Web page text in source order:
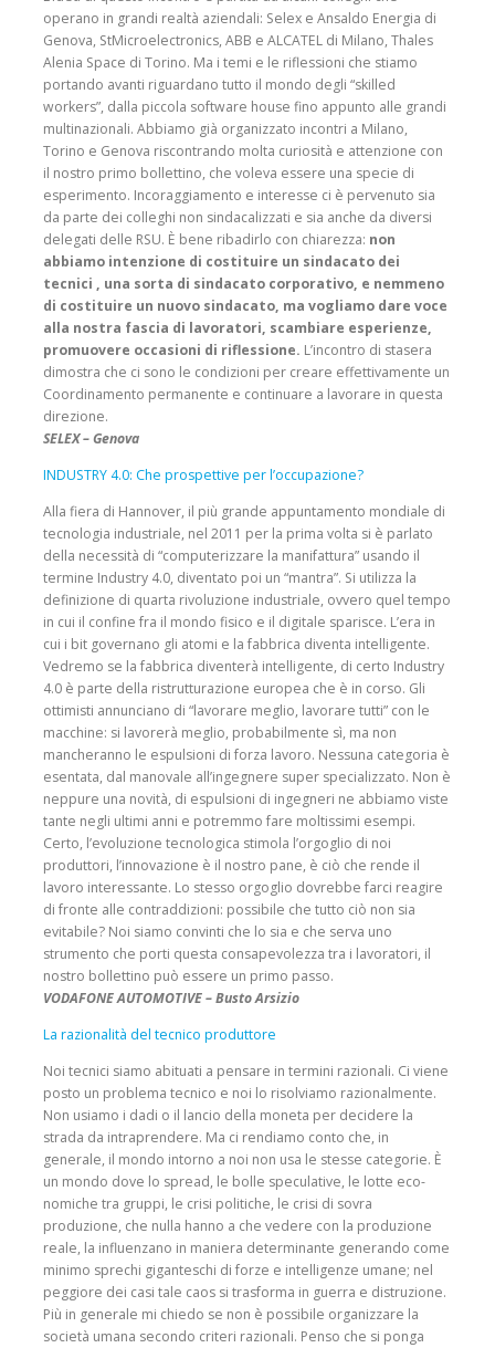
operano in grandi realtà aziendali: Selex e Ansaldo Energia di
Genova, StMicroelectronics, ABB e ALCATEL di Milano, Thales
Alenia Space di Torino. Ma i temi e le riflessioni che stiamo
portando avanti riguardano tutto il mondo degli “skilled
workers”, dalla piccola software house fino appunto alle grandi
multinazionali. Abbiamo già organizzato incontri a Milano,
Torino e Genova riscontrando molta curiosità e attenzione con
il nostro primo bollettino, che voleva essere una specie di
esperimento. Incoraggiamento e interesse ci è pervenuto sia
da parte dei colleghi non sindacalizzati e sia anche da diversi
delegati delle RSU. È bene ribadirlo con chiarezza: non
abbiamo intenzione di costituire un sindacato dei
tecnici , una sorta di sindacato corporativo, e nemmeno
di costituire un nuovo sindacato, ma vogliamo dare voce
alla nostra fascia di lavoratori, scambiare esperienze,
promuovere occasioni di riflessione. L’incontro di stasera
dimostra che ci sono le condizioni per creare effettivamente un
Coordinamento permanente e continuare a lavorare in questa
direzione.
SELEX – Genova
INDUSTRY 4.0: Che prospettive per l’occupazione?
Alla fiera di Hannover, il più grande appuntamento mondiale di
tecnologia industriale, nel 2011 per la prima volta si è parlato
della necessità di “computerizzare la manifattura” usando il
termine Industry 4.0, diventato poi un “mantra”. Si utilizza la
definizione di quarta rivoluzione industriale, ovvero quel tempo
in cui il confine fra il mondo fisico e il digitale sparisce. L’era in
cui i bit governano gli atomi e la fabbrica diventa intelligente.
Vedremo se la fabbrica diventerà intelligente, di certo Industry
4.0 è parte della ristrutturazione europea che è in corso. Gli
ottimisti annunciano di “lavorare meglio, lavorare tutti” con le
macchine: si lavorerà meglio, probabilmente sì, ma non
mancheranno le espulsioni di forza lavoro. Nessuna categoria è
esentata, dal manovale all’ingegnere super specializzato. Non è
neppure una novità, di espulsioni di ingegneri ne abbiamo viste
tante negli ultimi anni e potremmo fare moltissimi esempi.
Certo, l’evoluzione tecnologica stimola l’orgoglio di noi
produttori, l’innovazione è il nostro pane, è ciò che rende il
lavoro interessante. Lo stesso orgoglio dovrebbe farci reagire
di fronte alle contraddizioni: possibile che tutto ciò non sia
evitabile? Noi siamo convinti che lo sia e che serva uno
strumento che porti questa consapevolezza tra i lavoratori, il
nostro bollettino può essere un primo passo.
VODAFONE AUTOMOTIVE – Busto Arsizio
La razionalità del tecnico produttore
Noi tecnici siamo abituati a pensare in termini razionali. Ci viene
posto un problema tecnico e noi lo risolviamo razionalmente.
Non usiamo i dadi o il lancio della moneta per decidere la
strada da intraprendere. Ma ci ren­diamo conto che, in
generale, il mondo intorno a noi non usa le stesse categorie. È
un mondo dove lo spread, le bolle speculative, le lotte eco­
nomiche tra gruppi, le crisi politiche, le crisi di sovra
produzione, che nulla hanno a che vedere con la produzione
reale, la influenzano in maniera determinante generando come
minimo sprechi giganteschi di forze e intelligenze umane; nel
peggiore dei casi tale caos si trasforma in guerra e distruzione.
Più in generale mi chiedo se non è possibile organizzare la
società umana secondo criteri razionali. Penso che si ponga